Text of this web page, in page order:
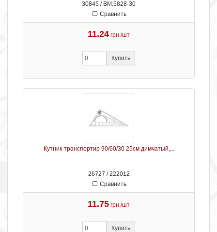
30845 / ВМ.5828-30
Сравнить
11.24 грн./шт
Купить
Кутник-транспортир 90/60/30 25см димчатый,...
26727 / 222012
Сравнить
11.75 грн./шт
Купить